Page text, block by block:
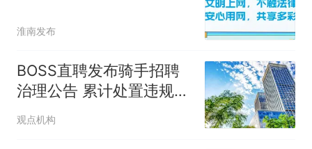
淮南发布
BOSS直聘发布骑手招聘
治理公告 累计处置违规账
号近2.6万个
观点机构